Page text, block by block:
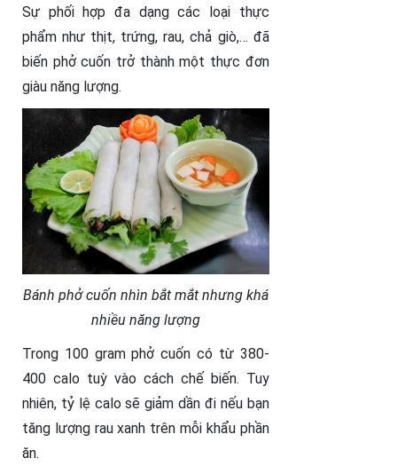
Sự phối hợp đa dạng các loại thực
phẩm như thịt, trứng, rau, chả giò,… đã
biến phở cuốn trở thành một thực đơn
giàu năng lượng.
Bánh phở cuốn nhìn bắt mắt nhưng khá
nhiều năng lượng
Trong 100 gram phở cuốn có từ 380-
400 calo tuỳ vào cách chế biến. Tuy
nhiên, tỷ lệ calo sẽ giảm dần đi nếu bạn
tăng lượng rau xanh trên mỗi khẩu phần
ăn.